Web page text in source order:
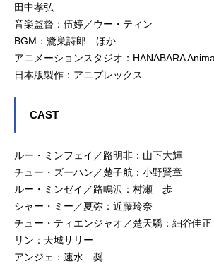
田中孝弘
音楽監督：伍婷／ウー・ティン
BGM：鷺巣詩郎 ほか
アニメーションスタジオ：HANABARA
日本版製作：アニプレックス
CAST
ルー・ミンフェイ／路明非：山下大輝
チュー・ズーハン／楚子航：小野賢章
ルー・ミンゼイ／路鳴沢：村瀬 歩
シャー・ミー／夏弥：近藤玲奈
チュー・ティエンジャオ／楚天驕：細谷佳正
リン：天城サリー
アンジェ：速水 奨